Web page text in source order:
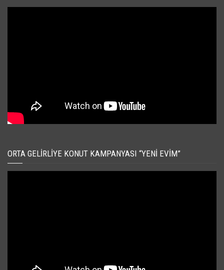
ORTA GELIRLIYE KONUT KAMPANYASI “YENI EVIM”